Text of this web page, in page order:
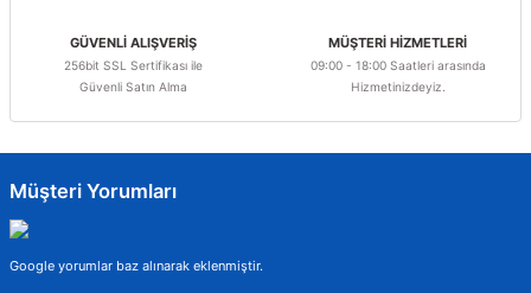
GÜVENLİ ALIŞVERİŞ
256bit SSL Sertifikası ile
Güvenli Satın Alma
MÜŞTERİ HİZMETLERİ
09:00 - 18:00 Saatleri arasında
Hizmetinizdeyiz.
Müşteri Yorumları
Google yorumlar baz alınarak eklenmiştir.